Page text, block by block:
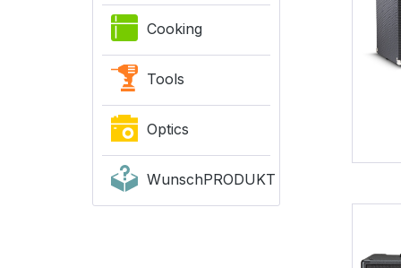
Cooking
Tools
Optics
WunschPRODUKT